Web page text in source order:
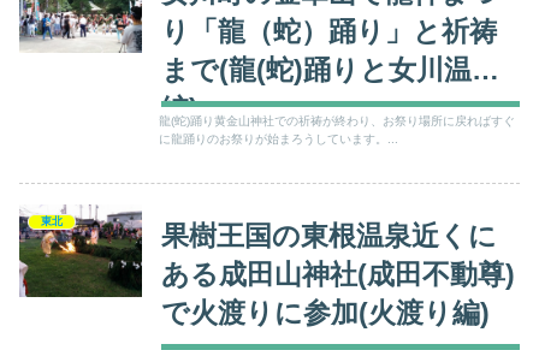
り「龍（蛇）踊り」と祈祷
まで(龍(蛇)踊りと女川温泉
編)
龍(蛇)踊り黄金山神社での祈祷が終わり、お祭り場所に戻ればすぐ
に龍踊りのお祭りが始まろうしています。...
東北
果樹王国の東根温泉近くに
ある成田山神社(成田不動尊)
で火渡りに参加(火渡り編)